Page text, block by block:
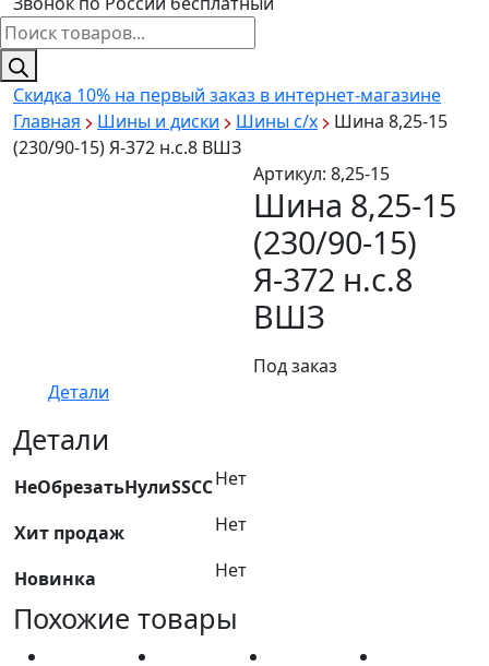
Поиск
товаров
Скидка 10% на первый заказ в интернет-магазине
Главная
Шины и диски Шины с/х
Шина 8,25-15
(230/90-15) Я-372 н.с.8 ВШЗ
Артикул:8,25-15
Шина 8,25-15
(230/90-15)
Я-372 н.с.8
ВШЗ
Под заказ
Детали
Детали
НеОбрезатьНулиSSCCНет
Хит продаж Нет
Новинка Нет
Похожие товары